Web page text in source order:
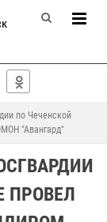
по Чеченской
"Авангард"
ПРОВЕЛ